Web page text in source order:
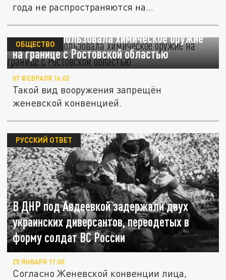
года не распространяются на...
Украина использовала химическое оружие
на границе с Ростовской областью
ОБЩЕСТВО
07 ФЕВРАЛЯ 16:02
Такой вид вооружения запрещён
женевской конвенцией.
В ДНР под Авдеевкой задержали двух
украинских диверсантов, переодетых в
форму солдат ВС России
РУССКИЙ ОТВЕТ
25 ЯНВАРЯ 11:00
Согласно Женевской конвенции лица,